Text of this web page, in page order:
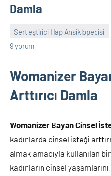
Damla
Sertleştirici Hap Ansiklopedisi
9 yorum
Womanizer
Arttırıcı Damla
Womanizer Bayan Cinsel
kadınlarda cinsel isteği
almak amacıyla kullanılan
kadınların cinsel